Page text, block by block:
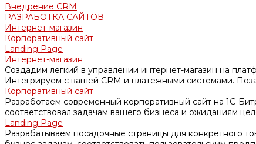
Внедрение CRM
РАЗРАБОТКА САЙТОВ
Интернет-магазин
Корпоративный сайт
Landing Page
Интернет-магазин
Создадим легкий в управлении интернет-магазин на
Интегрируем с вашей CRM и платежными системами.
Корпоративный сайт
Разработаем современный корпоративный сайт на 1С-
соответствовал задачам вашего бизнеса и ожиданиям
Landing Page
Разрабатываем посадочные страницы для конкретного